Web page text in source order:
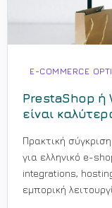
E-COMMERCE
PrestaShop ή
είναι
Πρακτική
για ελληνικό e-
integrations,
εμπορική